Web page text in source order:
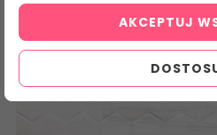
AKCEPTUJ